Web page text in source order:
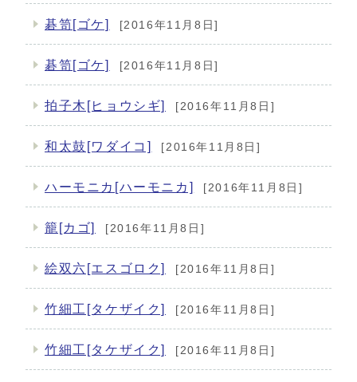
碁笥[ゴケ] [2016年11月8日]
碁笥[ゴケ] [2016年11月8日]
拍子木[ヒョウシギ] [2016年11月8日]
和太鼓[ワダイコ] [2016年11月8日]
ハーモニカ[ハーモニカ] [2016年11月8日]
籠[カゴ] [2016年11月8日]
絵双六[エスゴロク] [2016年11月8日]
竹細工[タケザイク] [2016年11月8日]
竹細工[タケザイク] [2016年11月8日]